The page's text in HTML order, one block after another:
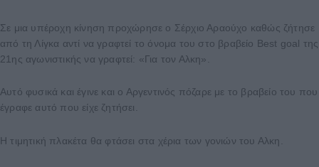
Σε μια υπέροχη κίνηση προχώρησε ο Σέρχιο Αραούχο καθώς ζήτησε
από τη Λίγκα αντί να γραφτεί το όνομα του στο βραβείο Best goal της
21ης αγωνιστικής να γραφτεί: «Για τον Αλκη».
Αυτό φυσικά και έγινε και ο Αργεντινός πόζαρε με το βραβείο του που
έγραφε αυτό που είχε ζητήσει.
Η τιμητική πλακέτα θα φτάσει στα χέρια των γονιών του Αλκη.